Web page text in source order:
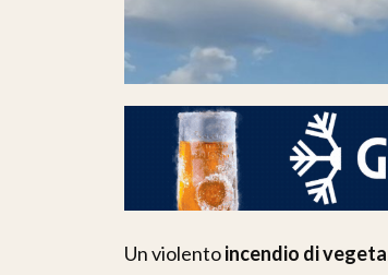
Un violentoincendio di